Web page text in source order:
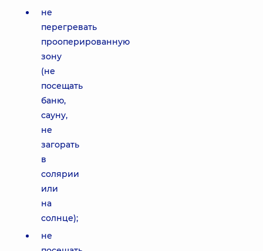
не
перегревать
прооперированную
зону
(не
посещать
баню,
сауну,
не
загорать
в
солярии
или
на
солнце);
не